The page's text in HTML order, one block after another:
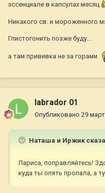
эссенциале в капсулах месяц
Никакого св. и мороженного
Глистогонить позже буду...
а там прививка не за горами
labrador 01
Опубликовано 29
Наташа и Иржик
Лариса, поправляйтесь!
куда ты опять пропала, а